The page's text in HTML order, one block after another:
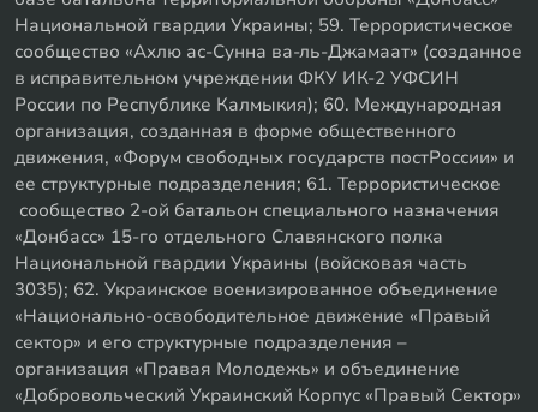
Национальной гвардии Украины; 59. Террористическое
сообщество «Ахлю ас-Сунна ва-ль-Джамаат» (созданное
в исправительном учреждении ФКУ ИК-2 УФСИН
России по Республике Калмыкия); 60. Международная
организация, созданная в форме общественного
движения, «Форум свободных государств постРоссии» и
ее структурные подразделения; 61. Террористическое
сообщество 2-ой батальон специального назначения
«Донбасс» 15-го отдельного Славянского полка
Национальной гвардии Украины (войсковая часть
3035); 62. Украинское военизированное объединение
«Национально-освободительное движение «Правый
сектор» и его структурные подразделения –
организация «Правая Молодежь» и объединение
«Добровольческий Украинский Корпус «Правый Сектор»